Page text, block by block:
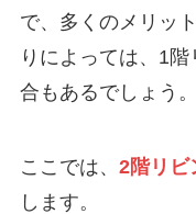
で、多くのメリッ
りによっては、1
合もあるでしょう。
ここでは、 2階リビ
します。